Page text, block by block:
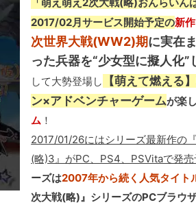
2017/02月サービス開始予定の新
次世界大戦(WW2)期に実在
った兵器を“少女型に擬人化”
して大勢登場し
【萌えて燃える
ン×アドベンチャーゲームが楽
ム ！
2017/01/26にはシリーズ最新作の
(略)3』がPC、PS4、PSVitaで発売
ーズは2007年から続く人気タイト
次大戦(略)』シリーズのPCブラウ